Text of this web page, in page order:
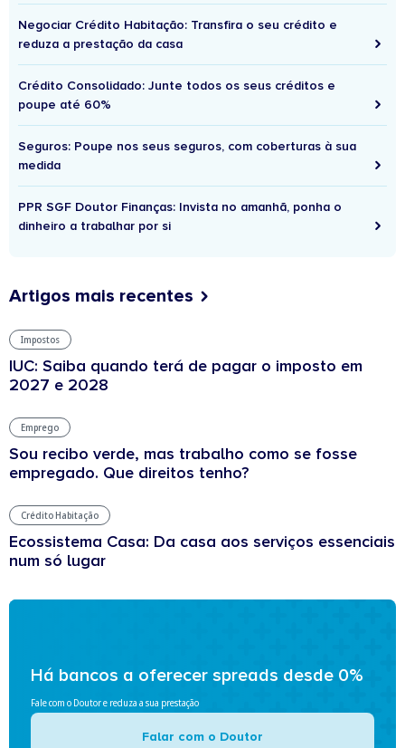
Negociar Crédito Habitação: Transfira o seu crédito e
reduza a prestação da casa
Crédito Consolidado: Junte todos os seus créditos e
poupe até 60%
Seguros: Poupe nos seus seguros, com coberturas à sua
medida
PPR SGF Doutor Finanças: Invista no amanhã, ponha o
dinheiro a trabalhar por si
Artigos mais recentes
Impostos
IUC: Saiba quando terá de pagar o imposto em
2027 e 2028
Emprego
Sou recibo verde, mas trabalho como se fosse
empregado. Que direitos tenho?
Crédito Habitação
Ecossistema Casa: Da casa aos serviços essenciais
num só lugar
Há bancos a oferecer spreads desde 0%
Fale com o Doutor e reduza a sua prestação
Falar com o Doutor